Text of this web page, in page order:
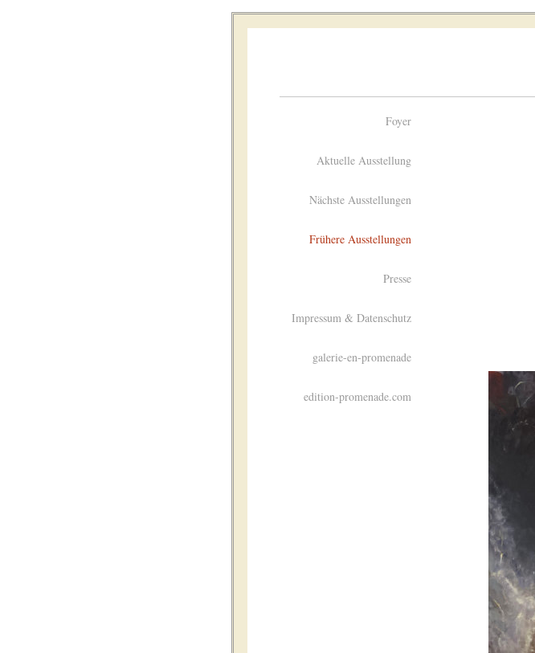
Foyer
Aktuelle Ausstellung
Nächste Ausstellungen
Frühere Ausstellungen
Presse
Impressum & Datenschutz
galerie-en-promenade
edition-promenade.com